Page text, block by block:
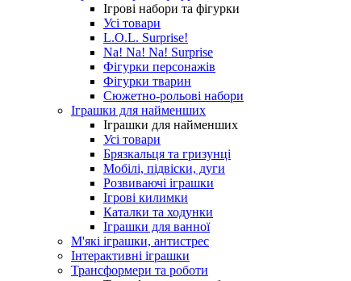
Ігрові набори та фігурки
Усі товари
L.O.L. Surprise!
Na! Na! Na! Surprise
Фігурки персонажів
Фігурки тварин
Сюжетно-рольові набори
Іграшки для найменших
Іграшки для найменших
Усі товари
Брязкальця та гризунці
Мобілі, підвіски, дуги
Розвиваючі іграшки
Ігрові килимки
Каталки та ходунки
Іграшки для ванної
М'які іграшки, антистрес
Інтерактивні іграшки
Трансформери та роботи